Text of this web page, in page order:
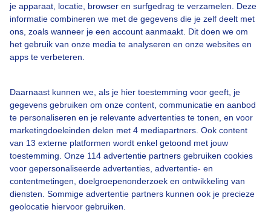
je apparaat, locatie, browser en surfgedrag te verzamelen. Deze
informatie combineren we met de gegevens die je zelf deelt met
ons, zoals wanneer je een account aanmaakt. Dit doen we om
het gebruik van onze media te analyseren en onze websites en
apps te verbeteren.
Daarnaast kunnen we, als je hier toestemming voor geeft, je
gegevens gebruiken om onze content, communicatie en aanbod
te personaliseren en je relevante advertenties te tonen, en voor
marketingdoeleinden delen met 4 mediapartners. Ook content
van 13 externe platformen wordt enkel getoond met jouw
toestemming. Onze 114 advertentie partners gebruiken cookies
voor gepersonaliseerde advertenties, advertentie- en
contentmetingen, doelgroepenonderzoek en ontwikkeling van
diensten. Sommige advertentie partners kunnen ook je precieze
geolocatie hiervoor gebruiken.
Neerslagintensiteit = 10^((waarde-109)/32)
Ter controle: een waarde van 77 is gelijk aan een neerslagintensiteit
van 0,1 mm/u.
urlhttps://gps.buienradar.nl/getrr.php?lat=51&lon=3 en niet de
onderliggende url.
(1.1) Buienradar instelbaar van 120x120 px tot 700x765 px
De Buienradar is actueel en wordt zonder vertraging doorgegeven.
De radarbeelden worden iedere 5 minuten geüpdatet en geven
tevens een buienverwachting van maximaal 2 uur vooruit. Kopieer
de html code van het gewenste formaat en plaats deze code gratis
op uw intranet of eigen website.
Formaat 120x120 pixels: